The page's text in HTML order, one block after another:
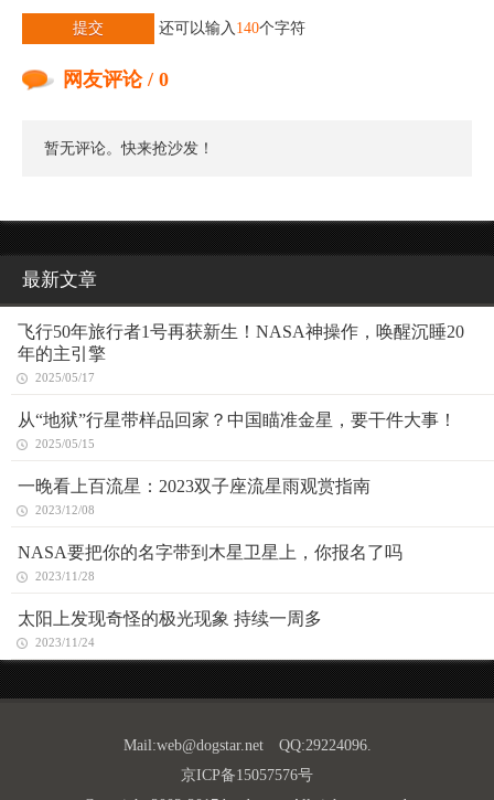
提交 还可以输入 140个字符
网友评论 / 0
暂无评论。快来抢沙发！
最新文章
飞行50年旅行者1号再获新生！NASA神操作，唤醒沉睡20
年的主引擎
2025/05/17
从“地狱”行星带样品回家？中国瞄准金星，要干件大事！
2025/05/15
一晚看上百流星：2023双子座流星雨观赏指南
2023/12/08
NASA要把你的名字带到木星卫星上，你报名了吗
2023/11/28
太阳上发现奇怪的极光现象 持续一周多
2023/11/24
Mail:web@dogstar.netQQ:29224096.
京ICP备15057576号